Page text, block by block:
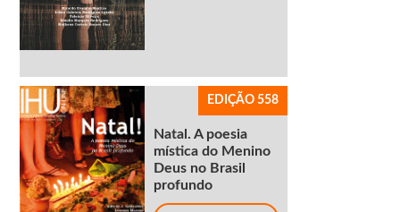
EDIÇÃO 558
Natal. A poesia
mística do Menino
Deus no Brasil
profundo